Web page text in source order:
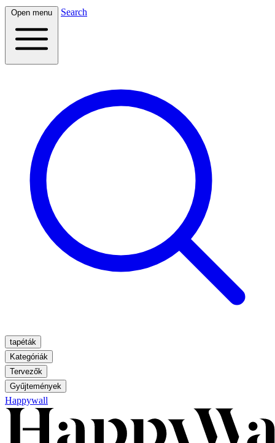
Open menu Search
tapéták
Kategóriák
Tervezők
Gyűjtemények
Happywall